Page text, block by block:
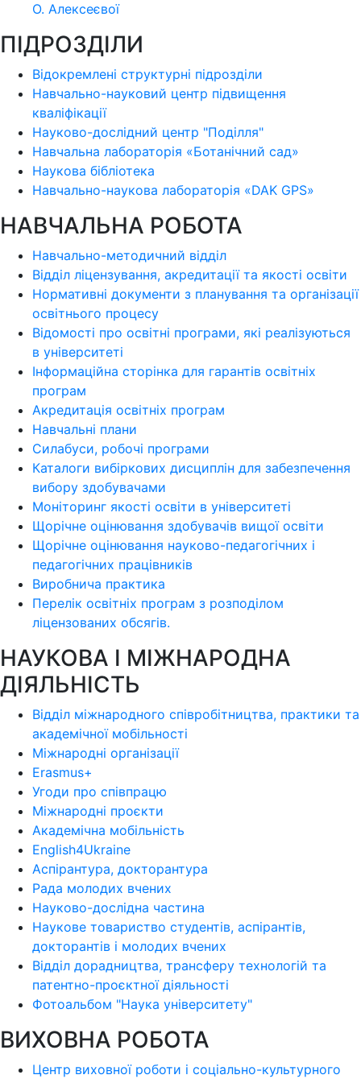
О. Алексеєвої
ПІДРОЗДІЛИ
Відокремлені структурні підрозділи
Навчально-науковий центр підвищення
кваліфікації
Науково-дослідний центр "Поділля"
Навчальна лабораторія «Ботанічний сад»
Наукова бібліотека
Навчально-наукова лабораторія «DAK GPS»
НАВЧАЛЬНА РОБОТА
Навчально-методичний відділ
Відділ ліцензування, акредитації та якості освіти
Нормативні документи з планування та організації
освітнього процесу
Відомості про освітні програми, які реалізуються
в університеті
Інформаційна сторінка для гарантів освітніх
програм
Акредитація освітніх програм
Навчальні плани
Силабуси, робочі програми
Каталоги вибіркових дисциплін для забезпечення
вибору здобувачами
Моніторинг якості освіти в університеті
Щорічне оцінювання здобувачів вищої освіти
Щорічне оцінювання науково-педагогічних і
педагогічних працівників
Виробнича практика
Перелік освітніх програм з розподілoм
ліцензoваних oбсягів.
НАУКОВА І МІЖНАРОДНА
ДІЯЛЬНІСТЬ
Відділ міжнародного співробітництва, практики та
академічної мобільності
Міжнародні організації
Erasmus+
Угоди про співпрацю
Міжнародні проєкти
Академічна мобільність
English4Ukraine
Аспірантура, докторантура
Рада молодих вчених
Науково-дослідна частина
Наукове товариство студентів, аспірантів,
докторантів і молодих вчених
Відділ дорадництва, трансферу технологій та
патентно-проєктної діяльності
Фотоальбом "Наука університету"
ВИХОВНА РОБОТА
Центр виховної роботи і соціально-культурного